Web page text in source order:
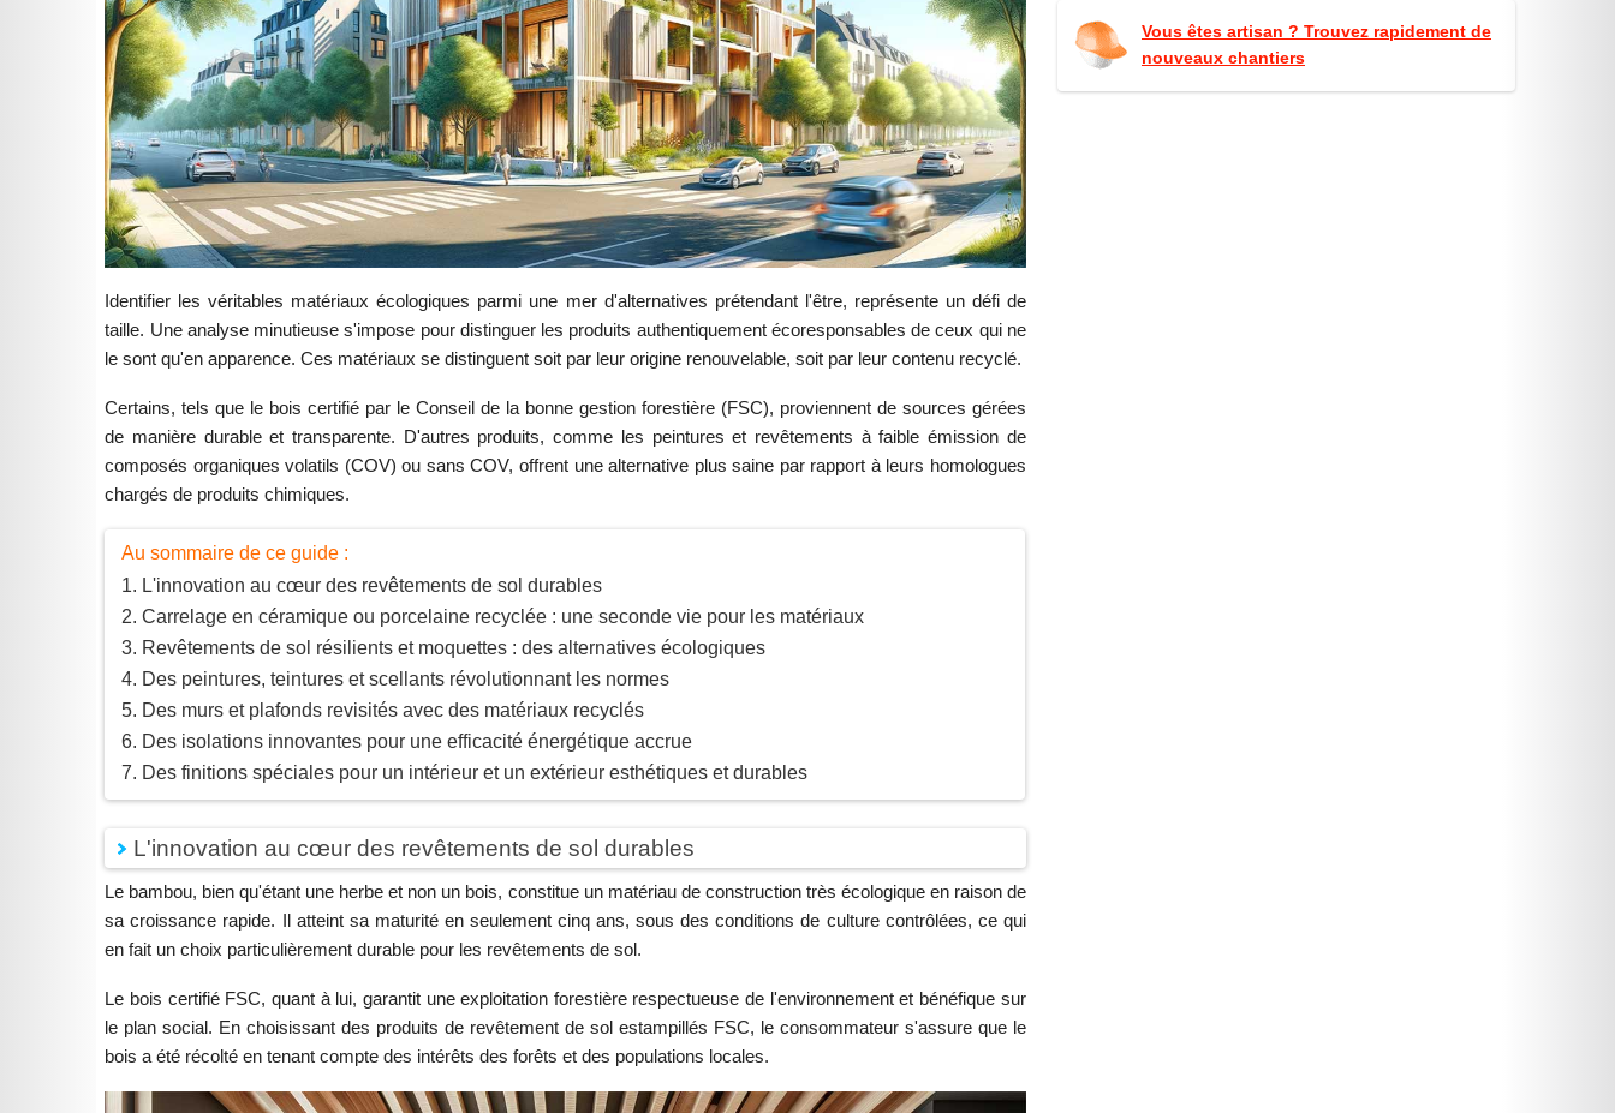
Identifier les véritables matériaux écologiques parmi une mer d'alternatives prétendant l'être, représente un défi de
taille. Une analyse minutieuse s'impose pour distinguer les produits authentiquement écoresponsables de ceux qui ne
le sont qu'en apparence. Ces matériaux se distinguent soit par leur origine renouvelable, soit par leur contenu recyclé.
Certains, tels que le bois certifié par le Conseil de la bonne gestion forestière (FSC), proviennent de sources gérées
de manière durable et transparente. D'autres produits, comme les peintures et revêtements à faible émission de
composés organiques volatils (COV) ou sans COV, offrent une alternative plus saine par rapport à leurs homologues
chargés de produits chimiques.
Au sommaire de ce guide :
L'innovation au cœur des revêtements de sol durables
Carrelage en céramique ou porcelaine recyclée : une seconde vie pour les matériaux
Revêtements de sol résilients et moquettes : des alternatives écologiques
Des peintures, teintures et scellants révolutionnant les normes
Des murs et plafonds revisités avec des matériaux recyclés
Des isolations innovantes pour une efficacité énergétique accrue
Des finitions spéciales pour un intérieur et un extérieur esthétiques et durables
L'innovation au cœur des revêtements de sol durables
Le bambou, bien qu'étant une herbe et non un bois, constitue un matériau de construction très écologique en raison de
sa croissance rapide. Il atteint sa maturité en seulement cinq ans, sous des conditions de culture contrôlées, ce qui
en fait un choix particulièrement durable pour les revêtements de sol.
Le bois certifié FSC, quant à lui, garantit une exploitation forestière respectueuse de l'environnement et bénéfique sur
le plan social. En choisissant des produits de revêtement de sol estampillés FSC, le consommateur s'assure que le
bois a été récolté en tenant compte des intérêts des forêts et des populations locales.
Vous êtes artisan ? Trouvez rapidement de
nouveaux chantiers